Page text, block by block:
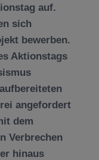
auf.
sich
bewerben.
Aktionstags
angefordert
dem
Verbrechen
hinaus